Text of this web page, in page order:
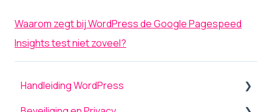
Waarom zegt bij WordPress de Google Pagespeed
Insights test niet zoveel?
Handleiding WordPress